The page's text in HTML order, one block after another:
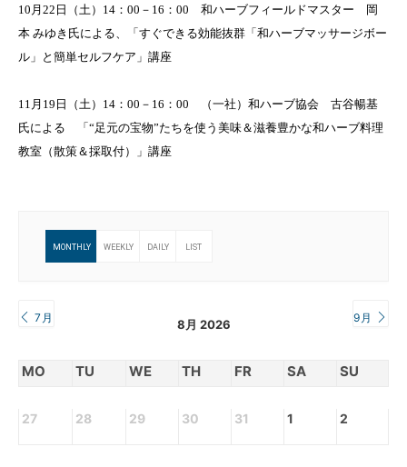
10月22日（土）14：00－16：00 和ハーブフィールドマスター 岡
本 みゆき氏による、「すぐできる効能抜群「和ハーブマッサージボー
ル」と簡単セルフケア」講座
11月19日（土）14：00－16：00 （一社）和ハーブ協会 古谷暢基
氏による 「“足元の宝物”たちを使う美味＆滋養豊かな和ハーブ料理
教室（散策＆採取付）」講座
MONTHLY WEEKLY DAILY LIST
7月 8月 2026 9月
MO TU WE TH FR SA SU
27 28 29 30 31 1 2